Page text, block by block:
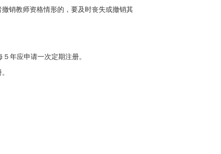
销教师资格情形的，要及时丧失或撤销其
年应申请一次定期注册。